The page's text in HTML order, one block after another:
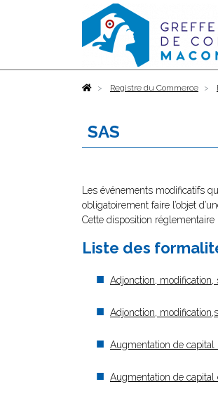
AccueilRegistre du Commerce
SAS
Les événements modificatifs
obligatoirement faire l’objet
Cette disposition
Liste des
Adjonction,
Adjonction,
Augmentation de
Augmentation de